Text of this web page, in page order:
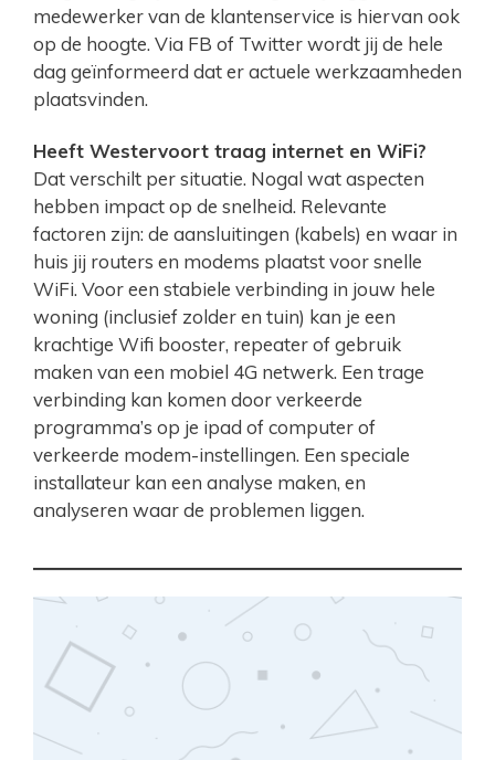
medewerker van de klantenservice is hiervan ook
op de hoogte. Via FB of Twitter wordt jij de hele
dag geïnformeerd dat er actuele werkzaamheden
plaatsvinden.
Heeft Westervoort traag internet en WiFi?
Dat verschilt per situatie. Nogal wat aspecten
hebben impact op de snelheid. Relevante
factoren zijn: de aansluitingen (kabels) en waar in
huis jij routers en modems plaatst voor snelle
WiFi. Voor een stabiele verbinding in jouw hele
woning (inclusief zolder en tuin) kan je een
krachtige Wifi booster, repeater of gebruik
maken van een mobiel 4G netwerk. Een trage
verbinding kan komen door verkeerde
programma’s op je ipad of computer of
verkeerde modem-instellingen. Een speciale
installateur kan een analyse maken, en
analyseren waar de problemen liggen.